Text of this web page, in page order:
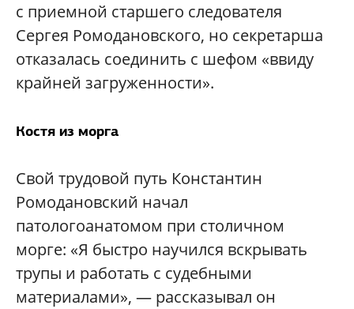
с приемной старшего следователя
Сергея Ромодановского, но секретарша
отказалась соединить с шефом «ввиду
крайней загруженности».
Костя из морга
Свой трудовой путь Константин
Ромодановский начал
патологоанатомом при столичном
морге: «Я быстро научился вскрывать
трупы и работать с судебными
материалами», — рассказывал он